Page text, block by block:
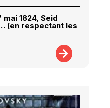
1824, Seid
(en respectant les